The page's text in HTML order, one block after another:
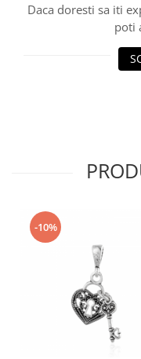
Daca doresti sa iti
poti
-10%